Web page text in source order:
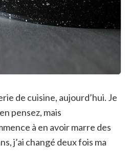
de cuisine, aujourd’hui. Je
pensez, mais
à en avoir marre des
j’ai changé deux fois ma